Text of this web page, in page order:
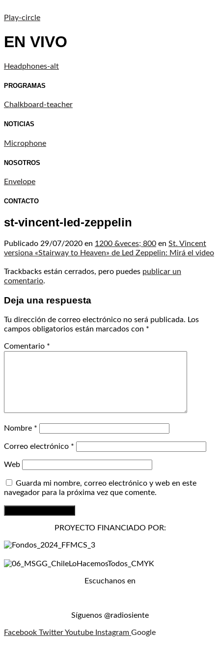
Play-circle
EN VIVO
Headphones-alt
PROGRAMAS
Chalkboard-teacher
NOTICIAS
Microphone
NOSOTROS
Envelope
CONTACTO
st-vincent-led-zeppelin
Publicado 29/07/2020 en 1200 &veces; 800 en St. Vincent
versiona «Stairway to Heaven» de Led Zeppelin: Mirá el video
Trackbacks están cerrados, pero puedes publicar un
comentario.
Deja una respuesta
Tu dirección de correo electrónico no será publicada. Los
campos obligatorios están marcados con *
Comentario *
Nombre *
Correo electrónico *
Web
Guarda mi nombre, correo electrónico y web en este
navegador para la próxima vez que comente.
PROYECTO FINANCIADO POR:
Escuchanos en
Síguenos @radiosiente
Facebook TwitterYoutube Instagram Google